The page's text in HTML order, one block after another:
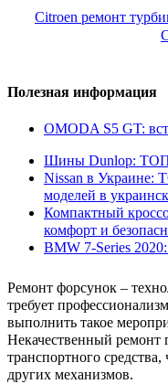
Citroen ремонт
Полезная информация
OMODA S5 GT:
Шины Dunlop:
Nissan в Украине:
моделей в
Компактный
комфорт и
BMW 7-Series
Ремонт форсунок –
требует
выполнить такое
Некачественный ремонт
транспортного
других механизмов.